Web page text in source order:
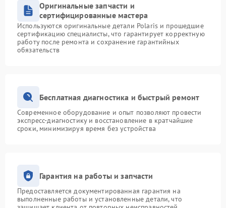
Оригинальные запчасти и
сертифицированные мастера
Используются оригинальные детали Polaris и прошедшие
сертификацию специалисты, что гарантирует корректную
работу после ремонта и сохранение гарантийных
обязательств
Бесплатная диагностика и быстрый ремонт
Современное оборудование и опыт позволяют провести
экспресс-диагностику и восстановление в кратчайшие
сроки, минимизируя время без устройства
Гарантия на работы и запчасти
Предоставляется документированная гарантия на
выполненные работы и установленные детали, что